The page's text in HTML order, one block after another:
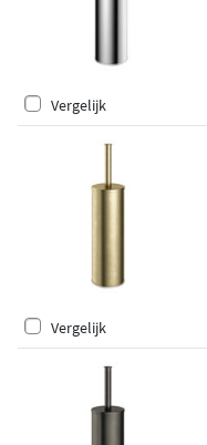
Vergelijk
Vergelijk